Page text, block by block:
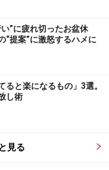
かは分からない。伝
さと中傷だけが肥大
一番悪いと特定する
人のことは応援した
ど、ライブなどで他
った。気にすること
、つらい思いを抱え
”に疲れ切ったお盆休
“提案”に激怒するハメに
ると楽になるもの」3選。
し術
見る